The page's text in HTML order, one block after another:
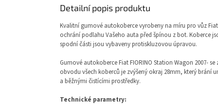
Detailní popis produktu
Kvalitní gumové autokoberce vyrobeny na míru pro vůz
ochrání podlahu Vašeho auta před špínou z bot. Koberce
spodní části jsou vybaveny protiskluzovou úpravou.
Gumové autokoberce Fiat FIORINO Station Wagon 2007-se
obvodu všech koberců je zvýšený okraj 28mm, který
a běžnými čistícími prostředky.
Technické parametry: